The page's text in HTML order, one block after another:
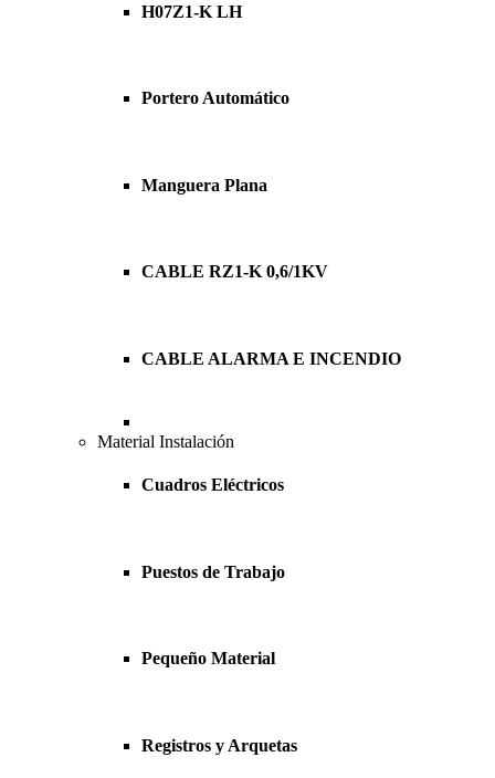
H07Z1-K LH
Portero Automático
Manguera Plana
CABLE RZ1-K 0,6/1KV
CABLE ALARMA E INCENDIO
Material Instalación
Cuadros Eléctricos
Puestos de Trabajo
Pequeño Material
Registros y Arquetas